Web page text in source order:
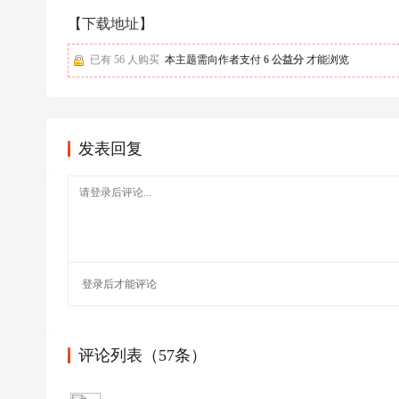
【下载地址】
已有 56 人购买 本主题需向作者支付 6 公益分 才能浏览
发表回复
登录后才能评论
评论列表（57条）